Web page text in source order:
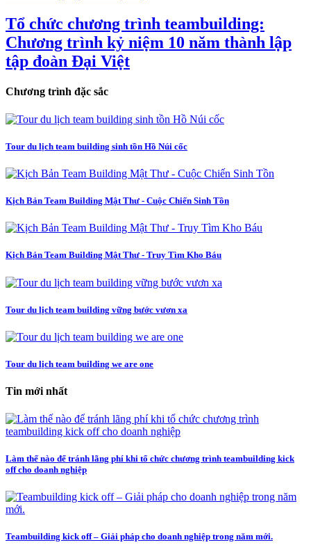
Tổ chức chương trình teambuilding:
Chương trình kỷ niệm 10 năm thành lập
tập đoàn Đại Việt
Chương trình đặc sắc
Tour du lịch team building sinh tồn Hồ Núi cốc
Kịch Bản Team Building Mật Thư - Cuộc Chiến Sinh Tồn
Kịch Bản Team Building Mật Thư - Truy Tìm Kho Báu
Tour du lịch team building vững bước vươn xa
Tour du lịch team building we are one
Tin mới nhất
Làm thế nào để tránh lãng phí khi tổ chức chương trình teambuilding kick
off cho doanh nghiệp
Teambuilding kick off – Giải pháp cho doanh nghiệp trong năm mới.